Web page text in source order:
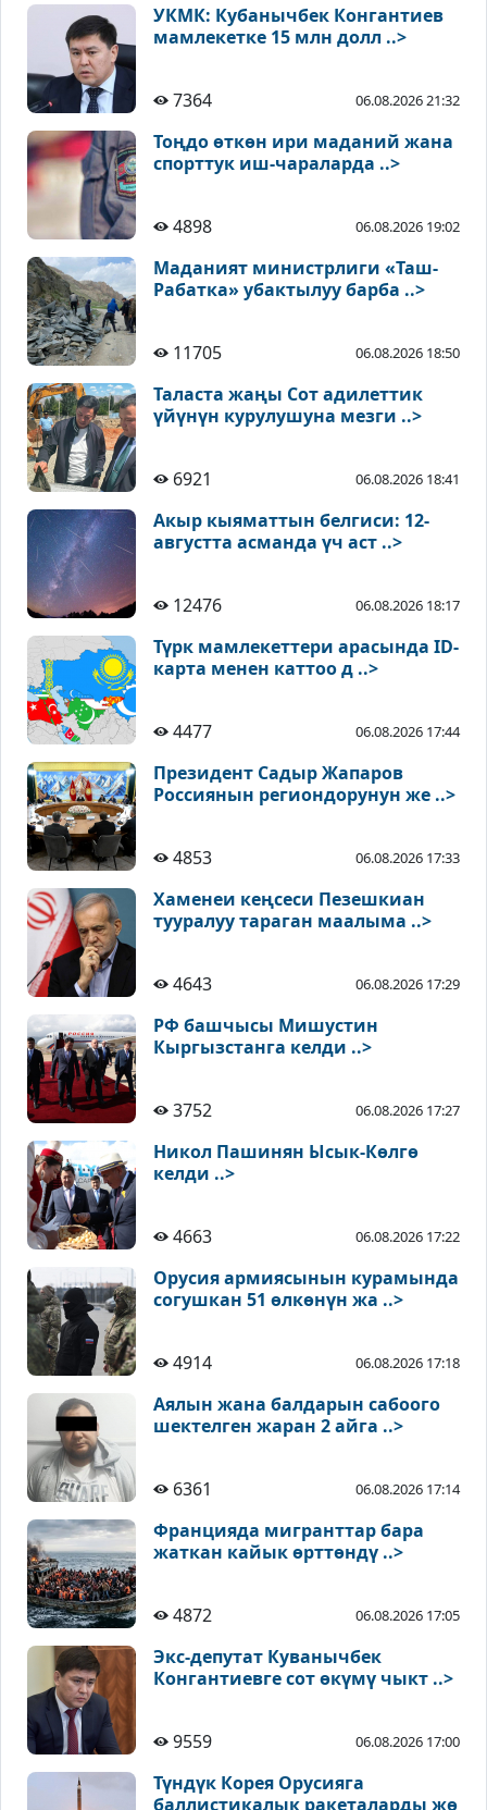
УКМК: Кубанычбек Конгантиев
мамлекетке 15 млн долл ..>
7364 06.08.2026 21:32
Тоңдо өткөн ири маданий жана
спорттук иш-чараларда ..>
4898 06.08.2026 19:02
Маданият министрлиги «Таш-
Рабатка» убактылуу барба ..>
11705 06.08.2026 18:50
Таласта жаңы Сот адилеттик
үйүнүн курулушуна мезги ..>
6921 06.08.2026 18:41
Акыр кыяматтын белгиси: 12-
августта асманда үч аст ..>
12476 06.08.2026 18:17
Түрк мамлекеттери арасында ID-
карта менен каттоо д ..>
4477 06.08.2026 17:44
Президент Садыр Жапаров
Россиянын региондорунун же ..>
4853 06.08.2026 17:33
Хаменеи кеңсеси Пезешкиан
тууралуу тараган маалыма ..>
4643 06.08.2026 17:29
РФ башчысы Мишустин
Кыргызстанга келди ..>
3752 06.08.2026 17:27
Никол Пашинян Ысык-Көлгө
келди ..>
4663 06.08.2026 17:22
Орусия армиясынын курамында
согушкан 51 өлкөнүн жа ..>
4914 06.08.2026 17:18
Аялын жана балдарын сабоого
шектелген жаран 2 айга ..>
6361 06.08.2026 17:14
Францияда мигранттар бара
жаткан кайык өрттөндү ..>
4872 06.08.2026 17:05
Экс-депутат Куванычбек
Конгантиевге сот өкүмү чыкт ..>
9559 06.08.2026 17:00
Түндүк Корея Орусияга
баллистикалык ракеталарды жө